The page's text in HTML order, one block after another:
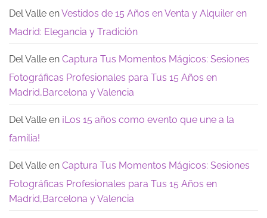
dejamos
estas
de
los
15:
recuerdos
quedan
Del Valle enVestidos de 15 Años en Venta y Alquiler en
Madrid: Elegancia y Tradición
Del Valle en Captura Tus Momentos Mágicos: Sesiones
Fotográficas Profesionales para Tus 15 Años en
Madrid,Barcelona y Valencia
Del Valle en ¡Los 15 años como evento que une a la
familia!
Del Valle en Captura Tus Momentos Mágicos: Sesiones
Fotográficas Profesionales para Tus 15 Años en
Madrid,Barcelona y Valencia